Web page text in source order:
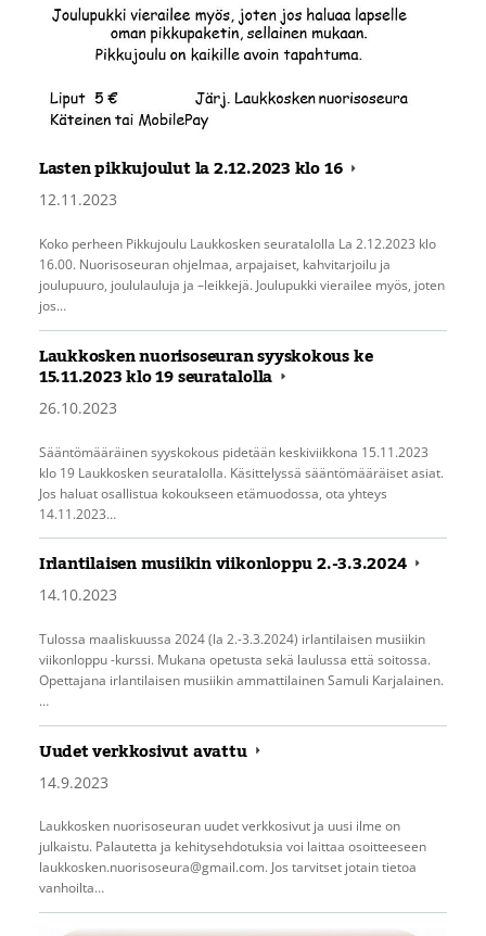
Lasten pikkujoulut la 2.12.2023 klo 16
12.11.2023
Koko perheen Pikkujoulu Laukkosken seuratalolla La 2.12.2023 klo
16.00. Nuorisoseuran ohjelmaa, arpajaiset, kahvitarjoilu ja
joulupuuro, joululauluja ja –leikkejä. Joulupukki vierailee myös, joten
jos…
Laukkosken nuorisoseuran syyskokous ke
15.11.2023 klo 19 seuratalolla
26.10.2023
Sääntömääräinen syyskokous pidetään keskiviikkona 15.11.2023
klo 19 Laukkosken seuratalolla. Käsittelyssä sääntömääräiset asiat.
Jos haluat osallistua kokoukseen etämuodossa, ota yhteys
14.11.2023…
Irlantilaisen musiikin viikonloppu 2.-3.3.2024
14.10.2023
Tulossa maaliskuussa 2024 (la 2.-3.3.2024) irlantilaisen musiikin
viikonloppu -kurssi. Mukana opetusta sekä laulussa että soitossa.
Opettajana irlantilaisen musiikin ammattilainen Samuli Karjalainen.
…
Uudet verkkosivut avattu
14.9.2023
Laukkosken nuorisoseuran uudet verkkosivut ja uusi ilme on
julkaistu. Palautetta ja kehitysehdotuksia voi laittaa osoitteeseen
laukkosken.nuorisoseura@gmail.com. Jos tarvitset jotain tietoa
vanhoilta…